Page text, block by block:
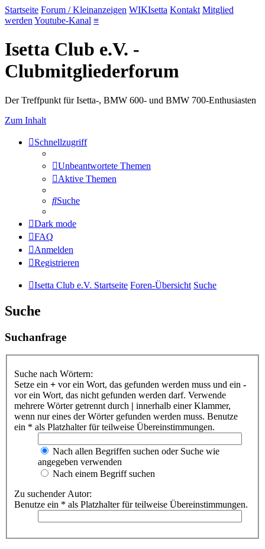
Startseite Forum / Kleinanzeigen WIKIsetta Kontakt Mitglied
werden Youtube-Kanal ≡
Isetta Club e.V. -
Clubmitgliederforum
Der Treffpunkt für Isetta-, BMW 600- und BMW 700-Enthusiasten
Zum Inhalt
Schnellzugriff
Unbeantwortete Themen
Aktive Themen
Suche
Dark mode
FAQ
Anmelden
Registrieren
Isetta Club e.V. Startseite Foren-Übersicht Suche
Suche
Suchanfrage
Suche nach Wörtern:
Setze ein + vor ein Wort, das gefunden werden muss und ein -
vor ein Wort, das nicht gefunden werden darf. Verwende
mehrere Wörter getrennt durch | innerhalb einer Klammer,
wenn nur eines der Wörter gefunden werden muss. Benutze
ein * als Platzhalter für teilweise Übereinstimmungen.
Nach allen Begriffen suchen oder Suche wie
angegeben verwenden
Nach einem Begriff suchen
Zu suchender Autor:
Benutze ein * als Platzhalter für teilweise Übereinstimmungen.